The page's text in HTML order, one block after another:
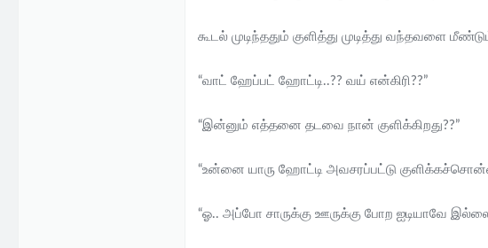
கூடல் முடிந்ததும் குளித்து முடித்து வந்தவளை
“வாட் ஹேப்பட் ஹோட்டி..?? வய் என்கிரி??”
“இன்னும் எத்தனை தடவை நான் குளிக்கிறது??”
“உன்னை யாரு ஹோட்டி அவசரப்பட்டு
“ஓ.. அப்போ சாருக்கு ஊருக்கு போற ஐடியாவே